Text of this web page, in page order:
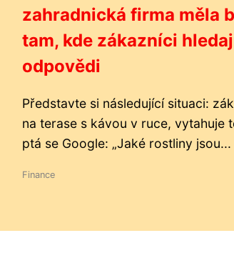
zahradnická firma měla
tam, kde zákazníci
odpovědi
Představte si následující situaci:
na terase s kávou v ruce, vytahuje
ptá se Google: „Jaké rostliny jsou...
Finance